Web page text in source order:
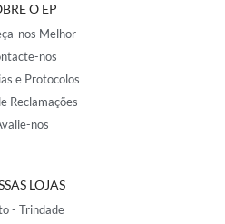
O EP
nos Melhor
nos
e Protocolos
Reclamações
nos
LOJAS
- Trindade